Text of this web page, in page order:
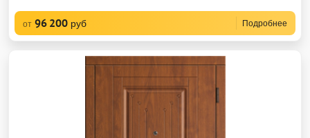
от 96 200 руб Подробнее